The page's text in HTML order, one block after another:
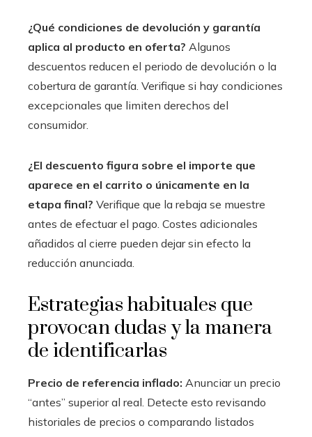
¿Qué condiciones de devolución y garantía
aplica al producto en oferta? Algunos
descuentos reducen el periodo de devolución o la
cobertura de garantía. Verifique si hay condiciones
excepcionales que limiten derechos del
consumidor.
¿El descuento figura sobre el importe que
aparece en el carrito o únicamente en la
etapa final? Verifique que la rebaja se muestre
antes de efectuar el pago. Costes adicionales
añadidos al cierre pueden dejar sin efecto la
reducción anunciada.
Estrategias habituales que
provocan dudas y la manera
de identificarlas
Precio de referencia inflado: Anunciar un precio
“antes” superior al real. Detecte esto revisando
historiales de precios o comparando listados